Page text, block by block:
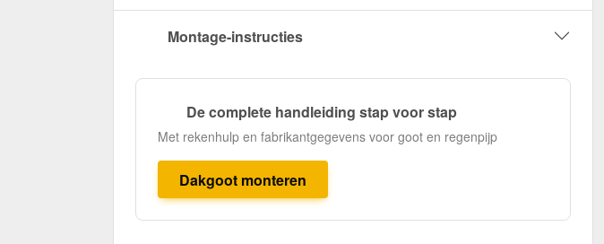
Montage-instructies
De complete handleiding stap voor stap
Met rekenhulp en fabrikantgegevens voor goot en regenpijp
Dakgoot monteren